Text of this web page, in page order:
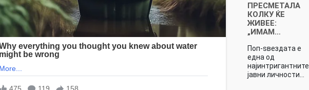
ПРЕСМЕТАЛА
КОЛКУ ЌЕ
ЖИВЕЕ:
„ИМАМ…
Поп-ѕвездата е
една од
најинтригантните
јавни личности…